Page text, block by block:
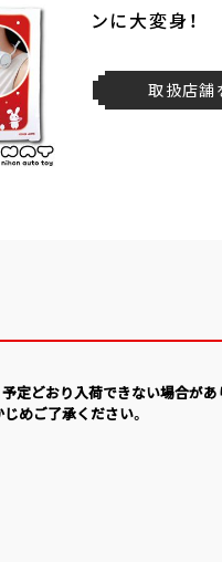
ンに大変身！
取扱店舗
定どおり入荷できない場合が
めご了承ください。